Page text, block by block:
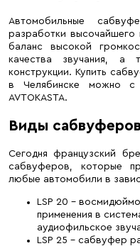
Автомобильные
разработки
баланс высокой
качества звучания, а
конструкции. Купить
в Челябинске можно с
AVTOKASTA.
Виды
Сегодня французский
сабвуферов, которые
любые автомобили в
LSP 20 –
применения в
аудиофильское
LSP 25 – сабвуфер